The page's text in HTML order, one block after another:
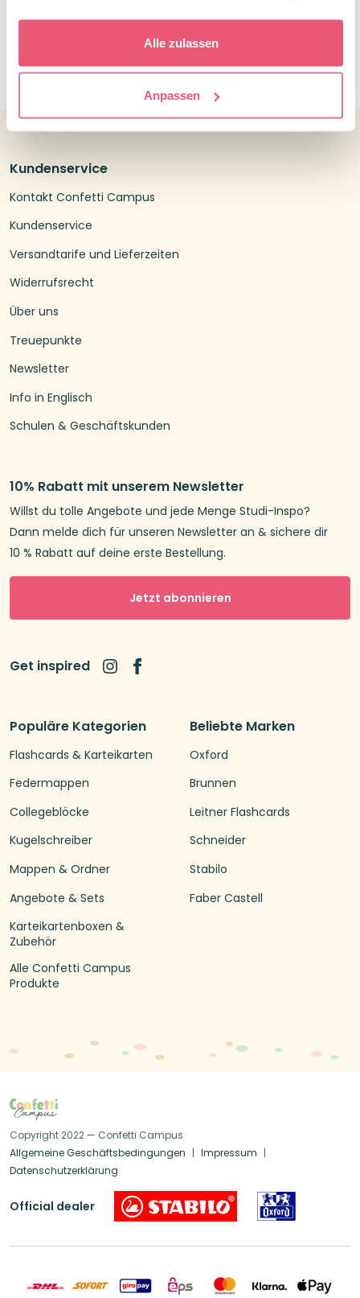
Alle zulassen
Anpassen
Populäre Kategorien
Flashcards & Karteikarten
Federmappen
Collegeblöcke
Kugelschreiber
Mappen & Ordner
Angebote & Sets
Karteikartenboxen &
Zubehör
Alle Confetti Campus
Produkte
Beliebte Marken
Oxford
Brunnen
Leitner Flashcards
Schneider
Stabilo
Faber Castell
Kundenservice
Kontakt Confetti Campus
Kundenservice
Versandtarife und Lieferzeiten
Widerrufsrecht
Über uns
Treuepunkte
Newsletter
Info in Englisch
Schulen & Geschäftskunden
10% Rabatt mit unserem Newsletter
Willst du tolle Angebote und jede Menge Studi-Inspo?
Dann melde dich für unseren Newsletter an & sichere dir
10 % Rabatt auf deine erste Bestellung.
Jetzt abonnieren
Get inspired
Copyright 2022 — Confetti Campus
Allgemeine Geschäftsbedingungen
Impressum
Datenschutzerklärung
Official dealer